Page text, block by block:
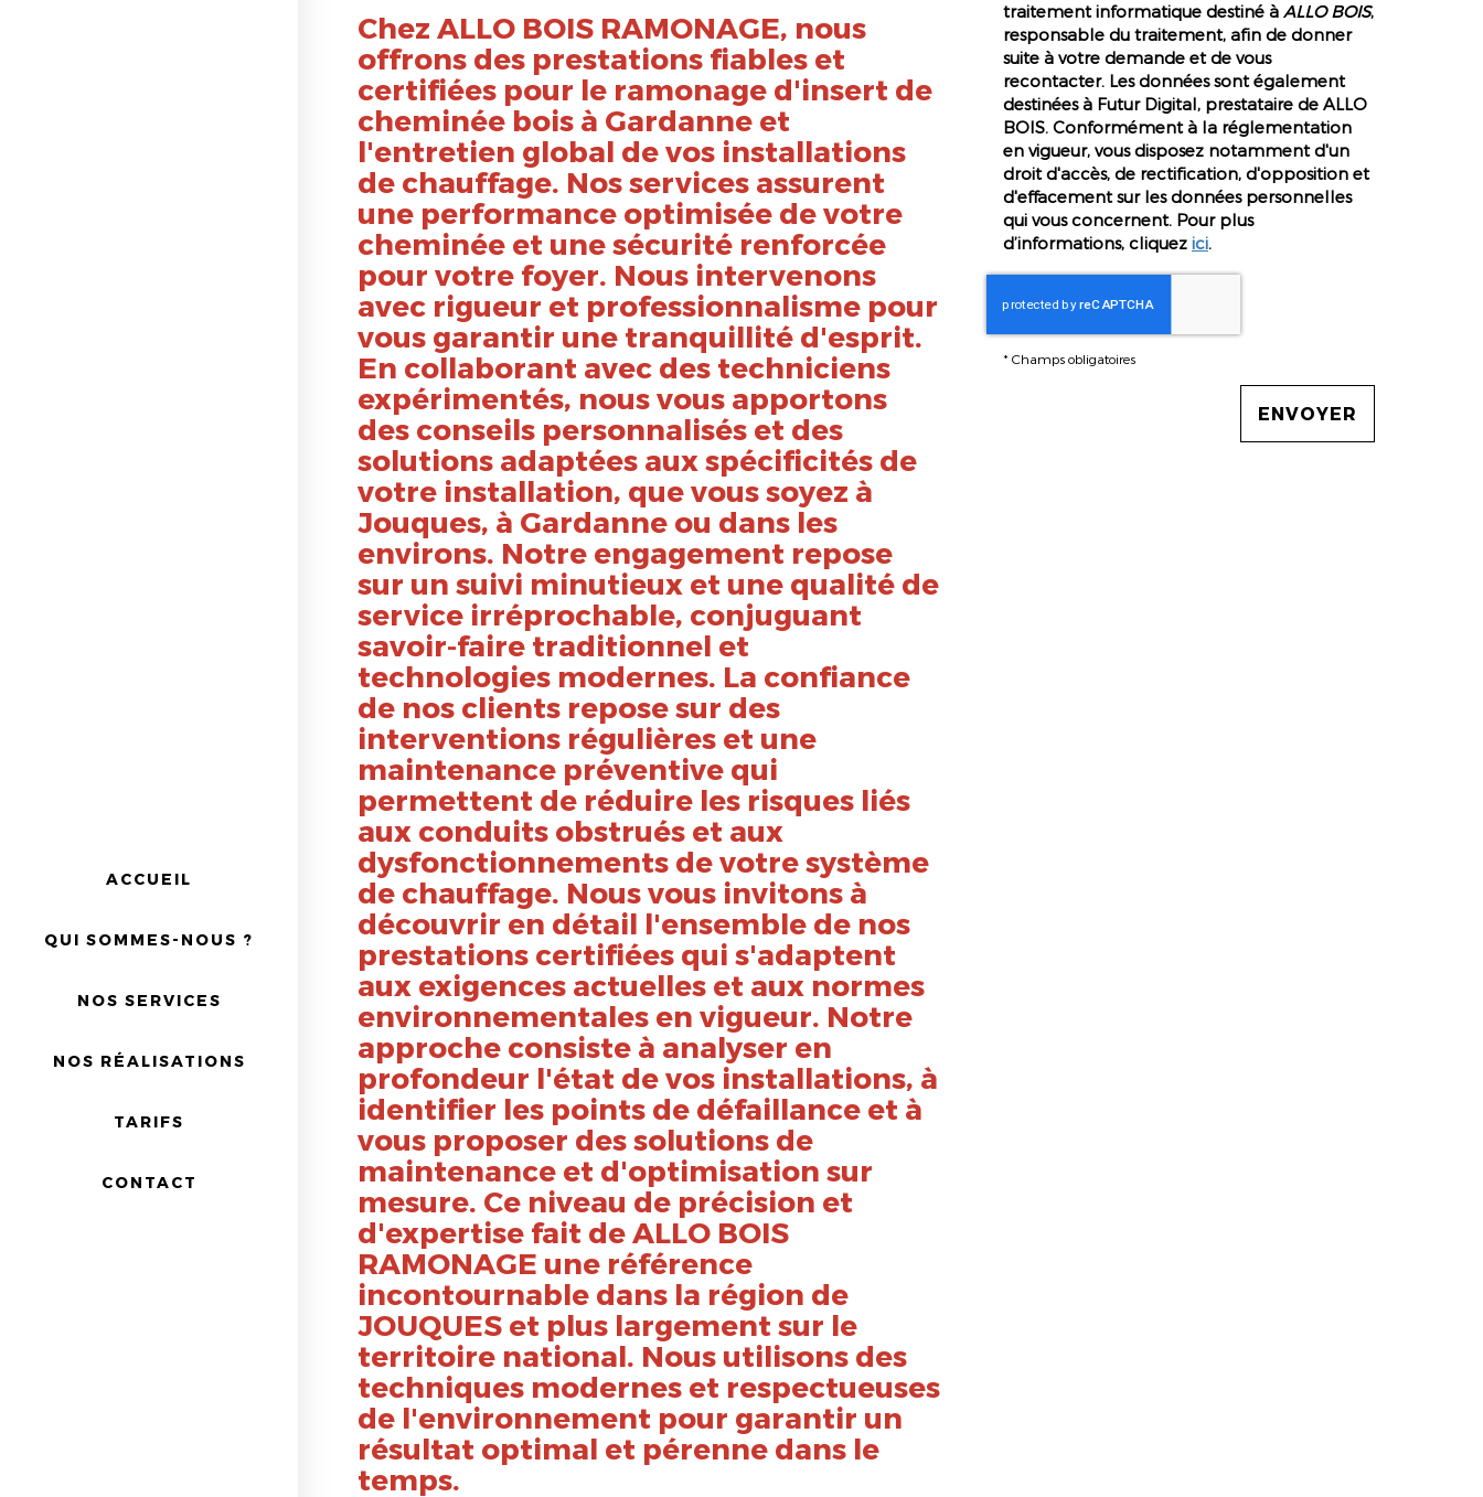
ACCUEIL
QUI SOMMES-NOUS ?
NOS SERVICES
NOS RÉALISATIONS
TARIFS
CONTACT
Chez ALLO BOIS RAMONAGE, nous
offrons des prestations fiables et
certifiées pour le ramonage d'insert de
cheminée bois à Gardanneet
l'entretien global de vos installations
de chauffage. Nos services assurent
une performance optimisée de votre
cheminée et une sécurité renforcée
pour votre foyer. Nous intervenons
avec rigueur et professionnalisme pour
vous garantir une tranquillité d'esprit.
En collaborant avec des techniciens
expérimentés, nous vous apportons
des conseils personnalisés et des
solutions adaptées aux spécificités de
votre installation, que vous soyez à
Jouques, à Gardanne ou dans les
environs. Notre engagement repose
sur un suivi minutieux et une qualité de
service irréprochable, conjuguant
savoir-faire traditionnel et
technologies modernes. La confiance
de nos clients repose sur des
interventions régulières et une
maintenance préventive qui
permettent de réduire les risques liés
aux conduits obstrués et aux
dysfonctionnements de votre système
de chauffage. Nous vous invitons à
découvrir en détail l'ensemble de nos
prestations certifiées qui s'adaptent
aux exigences actuelles et aux normes
environnementales en vigueur. Notre
approche consiste à analyser en
profondeur l'état de vos installations, à
identifier les points de défaillance et à
vous proposer des solutions de
maintenance et d'optimisation sur
mesure. Ce niveau de précision et
d'expertise fait de ALLO BOIS
RAMONAGE une référence
incontournable dans la région de
JOUQUES et plus largement sur le
territoire national. Nous utilisons des
techniques modernes et respectueuses
de l'environnement pour garantir un
résultat optimal et pérenne dans le
temps.
traitement informatique destiné àALLO BOIS,
responsable du traitement, afin de donner
suite à votre demande et de vous
recontacter. Les données sont également
destinées à Futur Digital, prestataire de ALLO
BOIS. Conformément à la réglementation
en vigueur, vous disposez notamment d'un
droit d'accès, de rectification, d'opposition et
d'effacement sur les données personnelles
qui vous concernent. Pour plus
d’informations, cliquez ici.
* Champs obligatoires